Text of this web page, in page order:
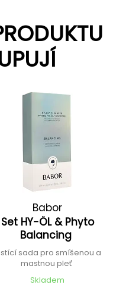
Babor
Set HY-ÖL & Phyto
Balancing
sada pro smíšenou a
mastnou pleť
Skladem